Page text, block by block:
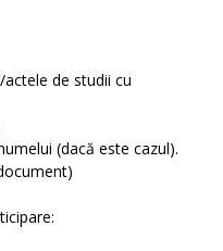
de studii cu
(dacă este cazul).